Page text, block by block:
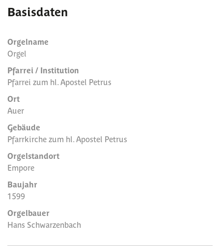
Basisdaten
Orgelname
Orgel
Pfarrei / Institution
Pfarrei zum hl. Apostel Petrus
Ort
Auer
Gebäude
Pfarrkirche zum hl. Apostel Petrus
Orgelstandort
Empore
Baujahr
1599
Orgelbauer
Hans Schwarzenbach